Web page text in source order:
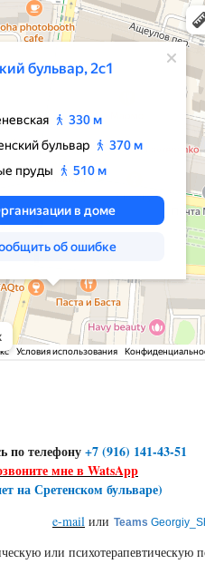
по телефону+7 (916) 141-43-51
мне в WatsApp
на Сретенском бульваре)
e-mail или Teams
или психотерапевтическую